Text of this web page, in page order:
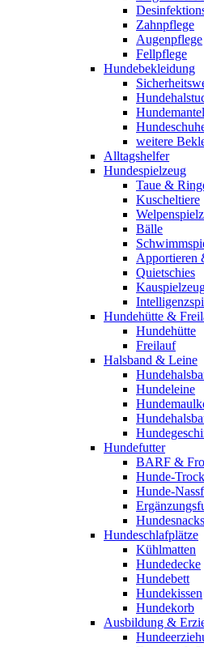
Zahnpflege
Augenpflege
Fellpflege
Hundebekleidung
Hundemantel
weitere
Alltagshelfer
Hundespielzeug
Taue &
Kuscheltiere
Bälle
Apportieren
Quietschies
Hundehütte &
Hundehütte
Freilauf
Halsband & Leine
Hundeleine
Hundefutter
BARF &
Hunde-
Hunde-
Hundesnacks
Hundeschlafplätze
Kühlmatten
Hundedecke
Hundebett
Hundekissen
Hundekorb
Ausbildung &